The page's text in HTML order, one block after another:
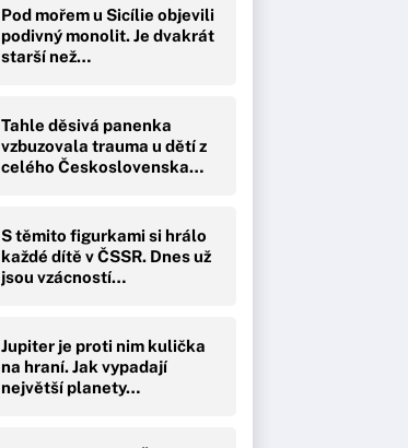
Pod mořem u Sicílie objevili
podivný monolit. Je dvakrát
starší než…
Tahle děsivá panenka
vzbuzovala trauma u dětí z
celého Československa…
S těmito figurkami si hrálo
každé dítě v ČSSR. Dnes už
jsou vzácností…
Jupiter je proti nim kulička
na hraní. Jak vypadají
největší planety…